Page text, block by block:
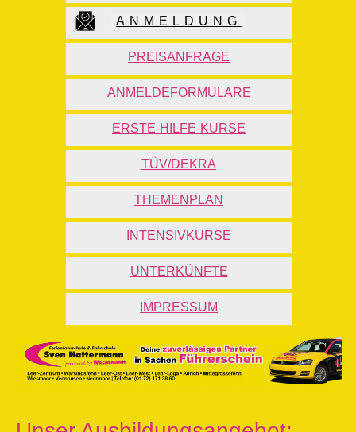
ANMELDUNG
PREISANFRAGE
ANMELDEFORMULARE
ERSTE-HILFE-KURSE
TÜV/DEKRA
THEMENPLAN
INTENSIVKURSE
UNTERKÜNFTE
IMPRESSUM